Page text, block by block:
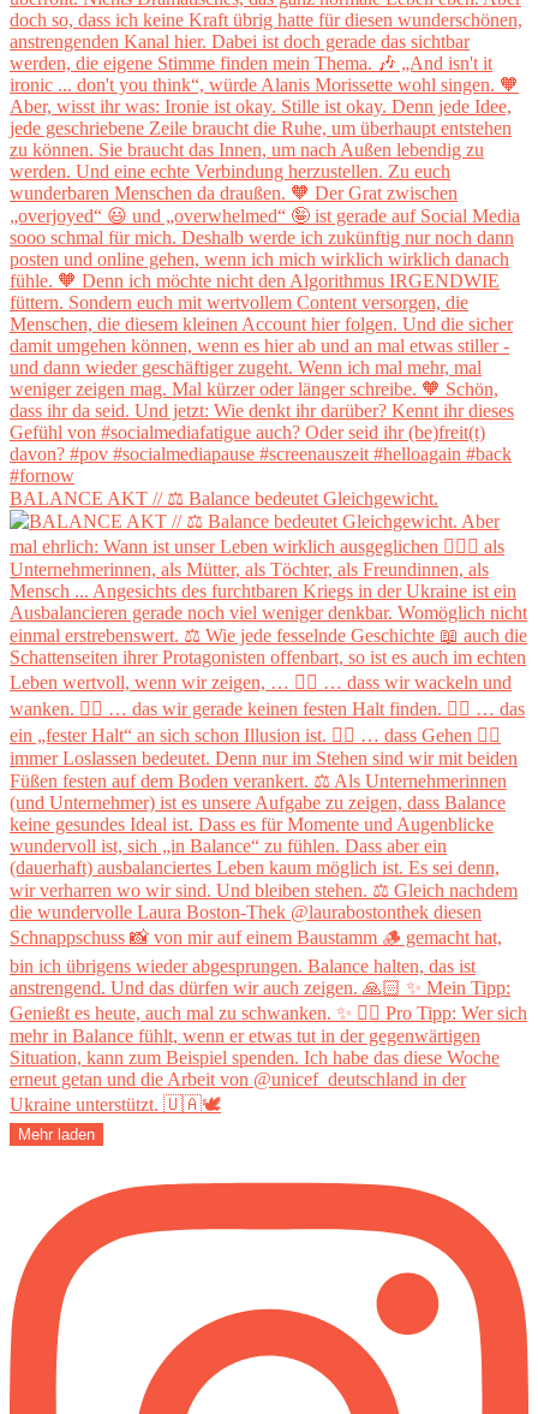
BALANCE AKT // ⚖️ Balance bedeutet Gleichgewicht.
Mehr laden